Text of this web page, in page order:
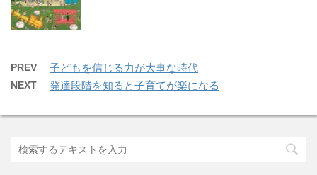
PREV 子どもを信じる力が大事な時代
NEXT 発達段階を知ると子育てが楽になる